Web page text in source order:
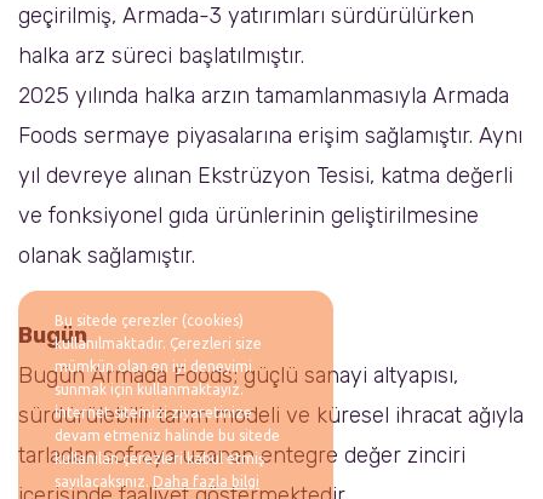
geçirilmiş, Armada-3 yatırımları sürdürülürken
halka arz süreci başlatılmıştır.
2025 yılında halka arzın tamamlanmasıyla Armada
Foods sermaye piyasalarına erişim sağlamıştır. Aynı
yıl devreye alınan Ekstrüzyon Tesisi, katma değerli
ve fonksiyonel gıda ürünlerinin geliştirilmesine
olanak sağlamıştır.
Bugün
Bugün Armada Foods; güçlü sanayi altyapısı,
sürdürülebilir tarım modeli ve küresel ihracat ağıyla
tarladan sofraya uzanan entegre değer zinciri
Bu sitede çerezler (cookies)
kullanılmaktadır. Çerezleri size
mümkün olan en iyi deneyimi
sunmak için kullanmaktayız.
İnternet sitemizi ziyaretinize
devam etmeniz halinde bu sitede
kullanılan çerezleri kabul etmiş
sayılacaksınız. Daha fazla bilgi